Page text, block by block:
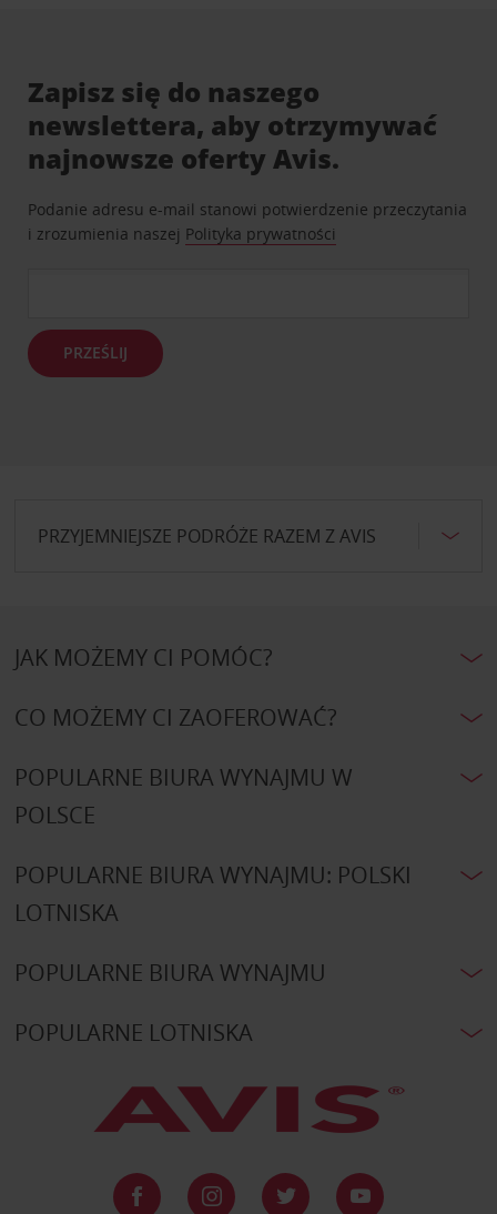
Zapisz się do naszego
newslettera, aby otrzymywać
najnowsze oferty Avis.
Podanie adresu e-mail stanowi potwierdzenie przeczytania
i zrozumienia naszej Polityka prywatności
PRZEŚLIJ
PRZYJEMNIEJSZE PODRÓŻE RAZEM Z AVIS
JAK MOŻEMY CI POMÓC?
CO MOŻEMY CI ZAOFEROWAĆ?
POPULARNE BIURA WYNAJMU W
POLSCE
POPULARNE BIURA WYNAJMU: POLSKI
LOTNISKA
POPULARNE BIURA WYNAJMU
POPULARNE LOTNISKA